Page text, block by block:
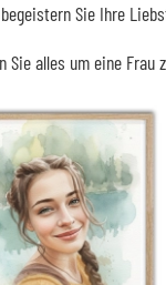
Sie Ihre
alles um eine Frau